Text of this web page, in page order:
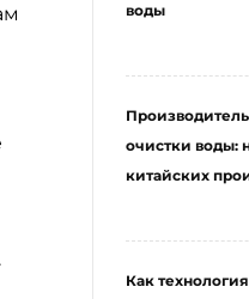
воды
очистки воды:
китайских
Как